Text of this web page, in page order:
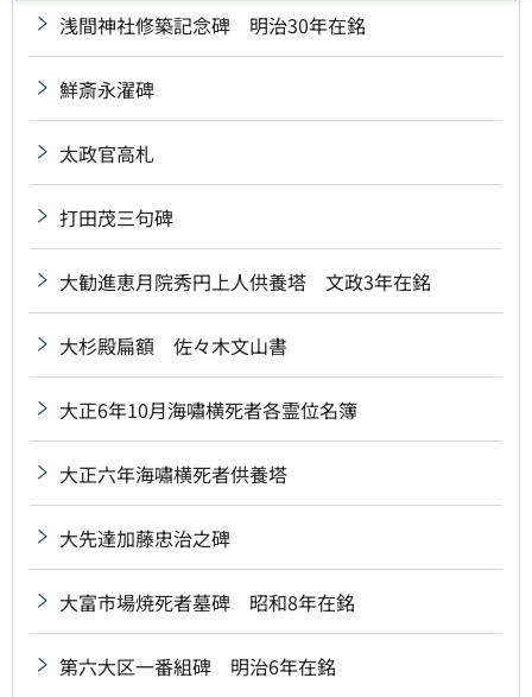
浅間神社修築記念碑 明治30年在銘
鮮斎永濯碑
太政官高札
打田茂三句碑
大勧進恵月院秀円上人供養塔 文政3年在銘
大杉殿扁額 佐々木文山書
大正6年10月海嘯横死者各霊位名簿
大正六年海嘯横死者供養塔
大先達加藤忠治之碑
大富市場焼死者墓碑 昭和8年在銘
第六大区一番組碑 明治6年在銘